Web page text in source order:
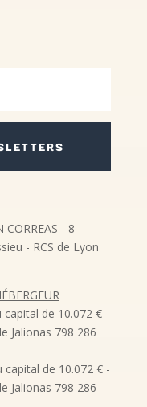
CORREAS - 8
- RCS de Lyon
de 10.072 € -
Jalionas 798 286
capital de 10.072 € -
Jalionas 798 286